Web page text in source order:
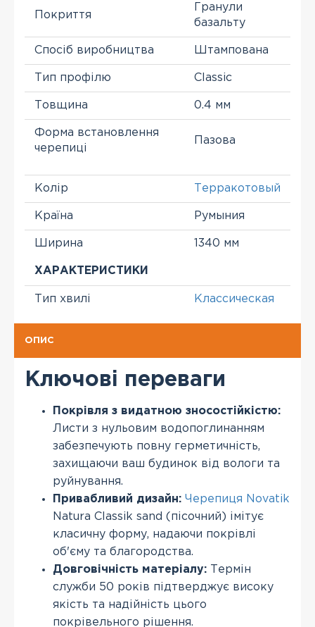
Покриття
Гранули
базальту
Спосіб виробництва Штампована
Тип профілю Classic
Товщина 0.4 мм
Форма встановлення
черепиці
Пазова
Колір Терракотовый
Країна Румыния
Ширина 1340 мм
ХАРАКТЕРИСТИКИ
Тип хвилі Классическая
ОПИС
Ключові переваги
Покрівля з видатною зносостійкістю:
Листи з нульовим водопоглинанням
забезпечують повну герметичність,
захищаючи ваш будинок від вологи та
руйнування.
Привабливий дизайн: Черепиця Novatik
Natura Classik sand (пісочний) імітує
класичну форму, надаючи покрівлі
об'єму та благородства.
Довговічність матеріалу: Термін
служби 50 років підтверджує високу
якість та надійність цього
покрівельного рішення.